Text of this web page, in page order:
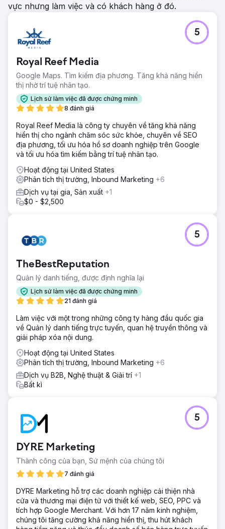
vực nhưng làm việc và có khách hàng ở đó.
Royal Reef Media
Google Maps. Tìm kiếm địa phương. Tăng khả năng hiển
thị nhờ trí tuệ nhân tạo.
Lịch sử làm việc đã được chứng minh
8 đánh giá
5
Royal Reef Media là công ty chuyên về tăng khả năng
hiển thị cho ngành chăm sóc sức khỏe, chuyên về SEO
địa phương, tối ưu hóa hồ sơ doanh nghiệp trên Google
và tối ưu hóa tìm kiếm bằng trí tuệ nhân tạo.
Hoạt động tại United States
Phân tích thị trường, Inbound Marketing +6
Dịch vụ tại gia, Sản xuất +1
$0 - $2,500
TheBestReputation
Quản lý danh tiếng, được định nghĩa lại
Lịch sử làm việc đã được chứng minh
21 đánh giá
5
Làm việc với một trong những công ty hàng đầu quốc gia
về Quản lý danh tiếng trực tuyến, quan hệ truyền thông và
giải pháp xóa nội dung.
Hoạt động tại United States
Phân tích thị trường, Inbound Marketing +6
Dịch vụ B2B, Nghệ thuật & Giải trí +1
Bất kì
DYRE Marketing
Thành công của bạn, Sứ mệnh của chúng tôi
7 đánh giá
5
DYRE Marketing hỗ trợ các doanh nghiệp cải thiện nhà
cửa và thương mại điện tử với thiết kế web, SEO, PPC và
tích hợp Google Merchant. Với hơn 17 năm kinh nghiệm,
chúng tôi tăng cường khả năng hiển thị, thu hút khách